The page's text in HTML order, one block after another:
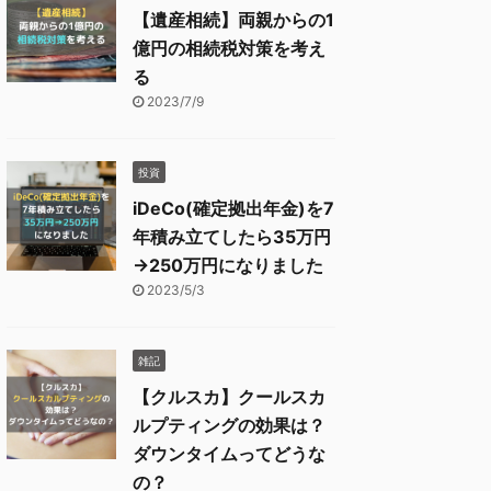
【遺産相続】両親からの1
億円の相続税対策を考え
る
2023/7/9
投資
iDeCo(確定拠出年金)を7
年積み立てしたら35万円
→250万円になりました
2023/5/3
雑記
【クルスカ】クールスカ
ルプティングの効果は？
ダウンタイムってどうな
の？